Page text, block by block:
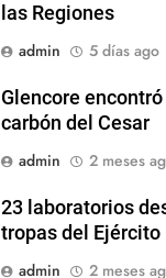
las Regiones
admin
5 días ago
Glencore
carbón del Cesar
admin
2 meses
23 laboratorios
tropas del Ejército
admin
2 meses